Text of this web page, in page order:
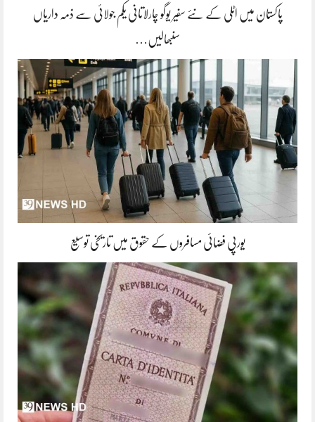
پاکستان میں اٹلی کے نئے سفیر یوگو چارلاتانی یکم جولائی سے ذمہ داریاں
سنبھالیں…
یورپی فضائی مسافروں کے حقوق میں تاریخی توسیع